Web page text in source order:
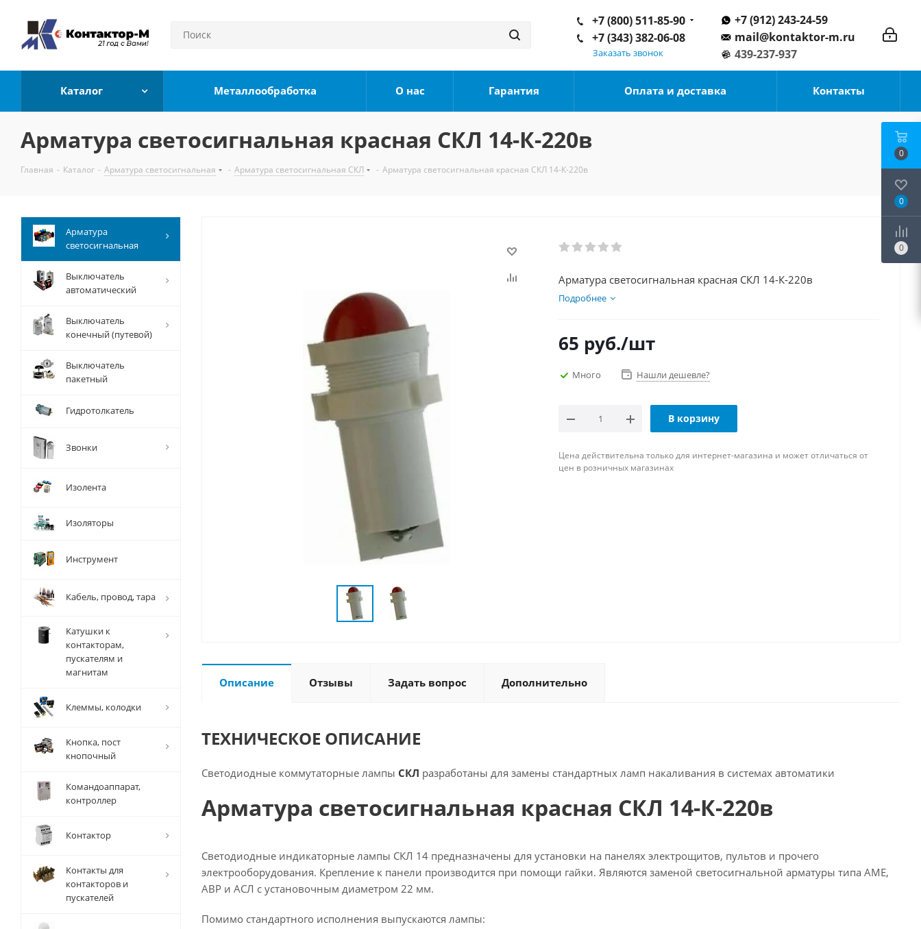
+7 (912) 243-24-59
mail@kontaktor-m.ru
439-237-937
+7 (800) 511-85-90
+7 (343) 382-06-08
Заказать звонок
Каталог Металлообработка О нас Гарантия Оплата и доставка Контакты
Арматура светосигнальная красная СКЛ 14-К-220в
Главная - Каталог - Арматура светосигнальная - Арматура светосигнальная СКЛ - Арматура светосигнальная красная СКЛ 14-К-220в
Арматура светосигнальная красная СКЛ 14-К-220в
Подробнее
65 руб./шт
Много Нашли дешевле?
В корзину
Цена действительна только для интернет-магазина и может отличаться от
цен в розничных магазинах
Описание Отзывы Задать вопрос Дополнительно
ТЕХНИЧЕСКОЕ ОПИСАНИЕ
Светодиодные коммутаторные лампы СКЛ разработаны для замены стандартных ламп накаливания в системах автоматики
Арматура светосигнальная красная СКЛ 14-К-220в
Светодиодные индикаторные лампы СКЛ 14 предназначены для установки на панелях электрощитов, пультов и прочего
электрооборудования. Крепление к панели производится при помощи гайки. Являются заменой светосигнальной арматуры типа АМЕ,
АВР и АСЛ с установочным диаметром 22 мм.
Помимо стандартного исполнения выпускаются лампы:
Арматура
светосигнальная
Выключатель
автоматический
Выключатель
конечный (путевой)
Выключатель
пакетный
Гидротолкатель
Звонки
Изолента
Изоляторы
Инструмент
Кабель, провод, тара
Катушки к
контакторам,
пускателям и
магнитам
Клеммы, колодки
Кнопка, пост
кнопочный
Командоаппарат,
контроллер
Контактор
Контакты для
контакторов и
пускателей
0
0
0